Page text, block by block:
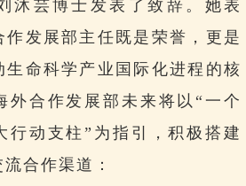
沐芸博士发表了致辞。她表
作发展部主任既是荣誉，更是
生命科学产业国际化进程的核
外合作发展部未来将以“一个
行动支柱”为指引，积极搭建
合作渠道：